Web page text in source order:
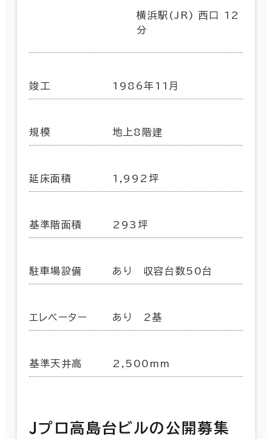
横浜駅(JR) 西口 12
分
竣工 1986年11月
規模 地上8階建
延床面積 1,992坪
基準階面積 293坪
駐車場設備 あり 収容台数50台
エレベーター あり 2基
基準天井高 2,500mm
Ｊプロ高島台ビルの公開募集